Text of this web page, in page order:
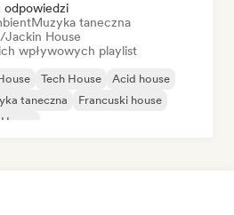
odpowiedzi
Muzyka taneczna
Jackin House
wpływowych playlist
Tech House
Acid house
taneczna
Francuski house